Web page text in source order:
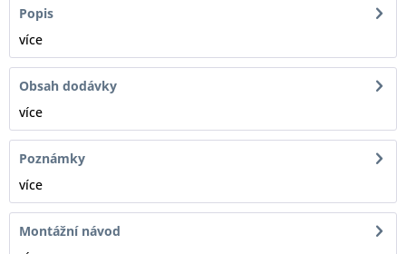
Popis
více
Obsah dodávky
více
Poznámky
více
Montážní návod